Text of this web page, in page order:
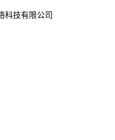
科技有限公司